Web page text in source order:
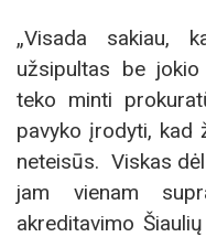
„Visada sakiau,
užsipultas be
teko minti
pavyko įrodyti, kad
neteisūs. Viskas
jam vienam
akreditavimo